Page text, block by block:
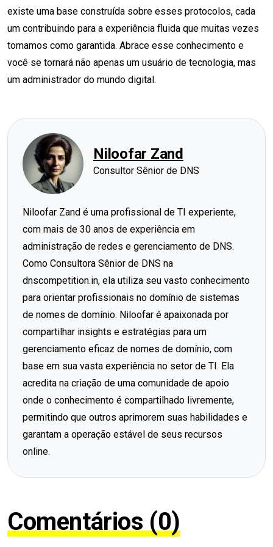
existe uma base construída sobre esses protocolos, cada
um contribuindo para a experiência fluida que muitas vezes
tomamos como garantida. Abrace esse conhecimento e
você se tornará não apenas um usuário de tecnologia, mas
um administrador do mundo digital.
Niloofar Zand
Consultor Sênior de DNS
Niloofar Zand é uma profissional de TI experiente,
com mais de 30 anos de experiência em
administração de redes e gerenciamento de DNS.
Como Consultora Sênior de DNS na
dnscompetition.in, ela utiliza seu vasto conhecimento
para orientar profissionais no domínio de sistemas
de nomes de domínio. Niloofar é apaixonada por
compartilhar insights e estratégias para um
gerenciamento eficaz de nomes de domínio, com
base em sua vasta experiência no setor de TI. Ela
acredita na criação de uma comunidade de apoio
onde o conhecimento é compartilhado livremente,
permitindo que outros aprimorem suas habilidades e
garantam a operação estável de seus recursos
online.
Comentários (0)